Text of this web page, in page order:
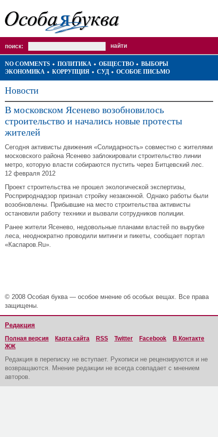
поиск:
NO COMMENTS ПОЛИТИКА ОБЩЕСТВО
ВЫБОРЫ
ЭКОНОМИКА
КОРРУПЦИЯ СУД ОСОБОЕ ПИСЬМО
Новости
В московском Ясенево возобновилось
строительство и начались новые протесты
жителей
Сегодня активисты движения «Солидарность» совместно с жителями
московского района Ясенево заблокировали строительство линии
метро, которую власти собираются пустить через Битцевский лес.
12 февраля 2012
Проект строительства не прошел экологической экспертизы,
Росприроднадзор признал стройку незаконной. Однако работы были
возобновлены. Прибывшие на место строительства активисты
остановили работу техники и вызвали сотрудников полиции.
Ранее жители Ясенево, недовольные планами властей по вырубке
леса, неоднократно проводили митинги и пикеты, сообщает портал
«Каспаров.Ru».
© 2008 Особая буква — особое мнение об особых вещах. Все права
защищены.
Редакция
Полная версия Карта сайта RSS Twitter Facebook
В Контакте
ЖЖ
Редакция в переписку не вступает. Рукописи не рецензируются и не
возвращаются. Мнение редакции не всегда совпадает с мнением
авторов.